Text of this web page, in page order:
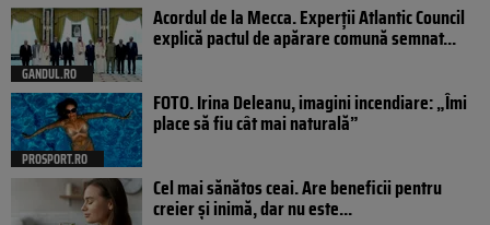
GANDUL.RO
Acordul de la Mecca. Experții Atlantic Council
explică pactul de apărare comună semnat...
PROSPORT.RO
FOTO. Irina Deleanu, imagini incendiare: „Îmi
place să fiu cât mai naturală”
Cel mai sănătos ceai. Are beneficii pentru
creier și inimă, dar nu este...